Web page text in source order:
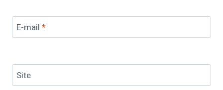
E-mail *
Site